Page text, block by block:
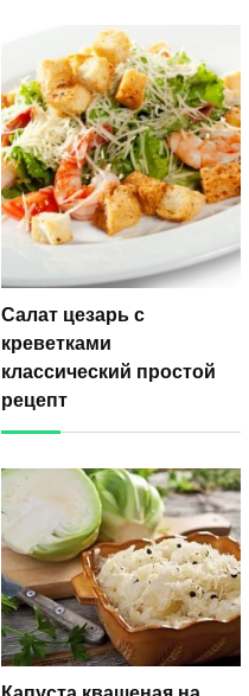
Салат цезарь с
креветками
классический простой
рецепт